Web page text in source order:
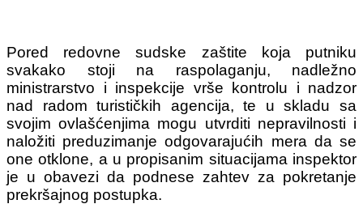
Pored redovne sudske zaštite koja putniku
svakako stoji na raspolaganju, nadležno
ministrarstvo i inspekcije vrše kontrolu i nadzor
nad radom turističkih agencija, te u skladu sa
svojim ovlašćenjima mogu utvrditi nepravilnosti i
naložiti preduzimanje odgovarajućih mera da se
one otklone, a u propisanim situacijama inspektor
je u obavezi da podnese zahtev za pokretanje
prekršajnog postupka.